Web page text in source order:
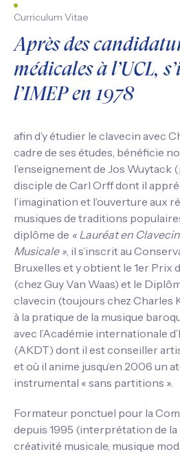
Curriculum Vitae
Après des
médicales à l’UCL,
l’IMEP en 1978
afin d’y étudier le clavecin avec
cadre de ses études, bénéficie
l’enseignement de Jos Wuytack
disciple de Carl Orff dont il
l’imagination et l’ouverture aux
musiques de traditions
diplôme de « Lauréat en
Musicale », il s’inscrit au
Bruxelles et y obtient le 1er Prix
(chez Guy Van Waas) et le
clavecin (toujours chez Charles
à la pratique de la musique
avec l’Académie internationale
(AKDT) dont il est conseiller
et où il anime jusqu’en 2006 un
instrumental « sans partitions ».
Formateur ponctuel pour la
depuis 1995 (interprétation de la
créativité musicale, musique